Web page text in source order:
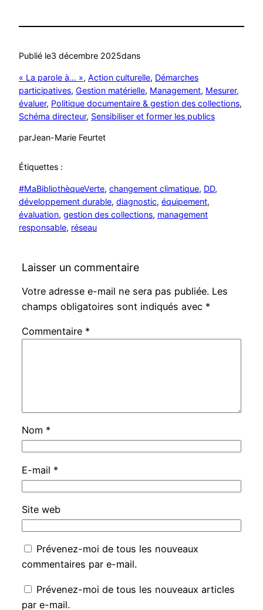
Publié le3 décembre 2025dans
« La parole à… », Action culturelle, Démarches
participatives, Gestion matérielle, Management, Mesurer,
évaluer, Politique documentaire & gestion des collections
Schéma directeur, Sensibiliser et former les publics
parJean-Marie Feurtet
Étiquettes :
#MaBibliothèqueVerte, changement climatique, DD
développement durable, diagnostic, équipement
évaluation, gestion des collections, management
responsable, réseau
Laisser un commentaire
Votre adresse e-mail ne sera pas publiée. Les
champs obligatoires sont indiqués avec *
Commentaire *
Nom *
E-mail *
Site web
Prévenez-moi de tous les nouveaux
commentaires par e-mail.
Prévenez-moi de tous les nouveaux articles
par e-mail.